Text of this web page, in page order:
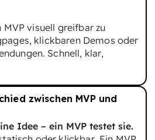
visuell greifbar zu
klickbaren Demos oder
Schnell, klar,
zwischen MVP und
Idee – ein MVP testet sie.